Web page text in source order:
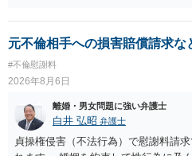
きません。 調停段階での離婚成立を
になるような条件提示をする等、模
をいえば、夫から「この条件なら離
条件を全部丸呑みする、という方法
だ、離婚訴訟をしたくないという考
足下を見られてしまいますので、注
に抵抗する可能性が高いのであれば
離婚訴訟で離婚原因を主張し、判決
も少なくありません。見通し等を含
元不倫相手への損害賠償請求な
#不倫慰謝料
2026年8月6日
離婚・男女問題に強い弁護士
白井 弘昭 弁護士
貞操権侵害（不法行為）で慰謝料請